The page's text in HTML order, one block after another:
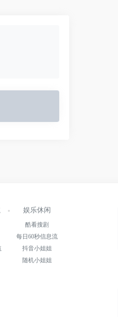
娱乐休闲
酷看搜剧
每日60秒信息流
抖音小姐姐
随机小姐姐